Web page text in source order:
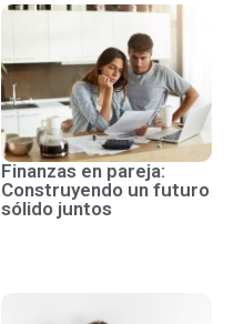
Finanzas en pareja:
Construyendo un futuro
sólido juntos